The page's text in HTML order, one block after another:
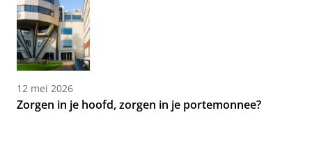
12 mei 2026
Zorgen in je hoofd, zorgen in je portemonnee?